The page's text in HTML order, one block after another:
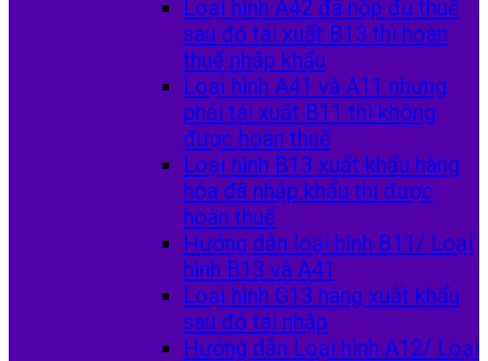
Loại hình A42 đã nộp đủ thuế
sau đó tái xuất B13 thì hoàn
thuế nhập khẩu
Loại hình A41 và A11 nhưng
phải tái xuất B11 thì không
được hoàn thuế
Loại hình B13 xuất khẩu hàng
hóa đã nhập khẩu thì được
hoàn thuế
Hướng dẫn loại hình B11/ Loại
hình B13 và A41
Loại hình G13 hàng xuất khẩu
sau đó tái nhập
Hướng dẫn Loại hình A12/ Loại